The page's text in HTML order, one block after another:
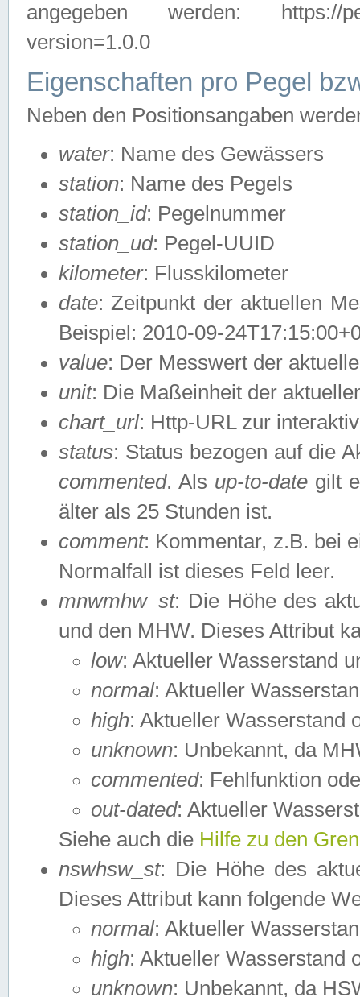
angegeben werden: https://
version=1.0.0
Eigenschaften pro Pegel
Neben den Positionsangaben
water: Name des Gewässers
station: Name des Pegels
station_id: Pegelnummer
station_ud: Pegel-UUID
kilometer: Flusskilometer
date: Zeitpunkt der aktuellen
Beispiel: 2010-09-
value: Der Messwert der
unit: Die Maßeinheit der
chart_url: Http-URL zur
status: Status bezogen auf die
commented. Als up-to-date gilt
älter als 25 Stunden ist.
comment: Kommentar, z.B. bei
Normalfall ist dieses Feld leer.
mnwmhw_st: Die Höhe des
und den MHW. Dieses Attribut
low: Aktueller Wasserstand
normal: Aktueller
high: Aktueller Wasserstand
unknown: Unbekannt, da
commented: Fehlfunktion
out-dated: Aktueller
Siehe auch die Hilfe zu den
nswhsw_st: Die Höhe des
Dieses Attribut kann folgende
normal: Aktueller
high: Aktueller Wasserstand
unknown: Unbekannt, da